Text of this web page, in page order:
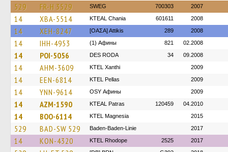
529 FR-H 3529 SWEG 700303 2007
14 XBA-5514 KTEAL Chania 601611 2008
14 XEH-8247 [ΟΑΣΑ] Αttikis 289 2008
14 IHH-4953 (1) Афины 821 02.2008
14 POI-5056 DES RODA 34 09.2008
14 AHM-3609 KTEL Xanthi 2009
14 EEN-6814 KTEL Pellas 2009
14 YNN-9614 OSY Афины 2009
14 AZM-1590 KTEAL Patras 120459 04.2010
14 BOO-6114 ΚΤΕL Magnesia 2015
529 BAD-SW 529 Baden-Baden-Linie 2017
14 KON-4320 KTEL Rhodope 2525 2017